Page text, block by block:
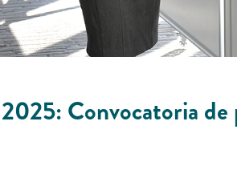
Convocatoria de